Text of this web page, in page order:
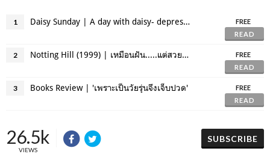
1 Daisy Sunday | A day with daisy- depression
FREE
READ
2 Notting Hill (1999) | เหมือนฝัน.....แต่สวยงาม
FREE
READ
3 Books Review | 'เพราะเป็นวัยรุ่นจึงเจ็บปวด'
FREE
READ
26.5k
VIEWS
SUBSCRIBE